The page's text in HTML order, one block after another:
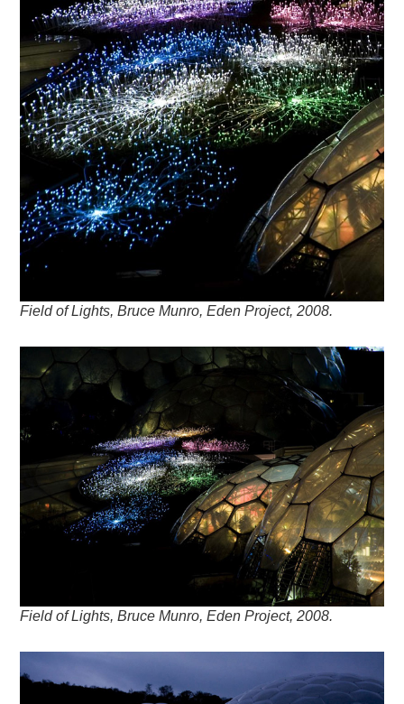
Field of Lights, Bruce Munro, Eden Project, 2008.
Field of Lights, Bruce Munro, Eden Project, 2008.